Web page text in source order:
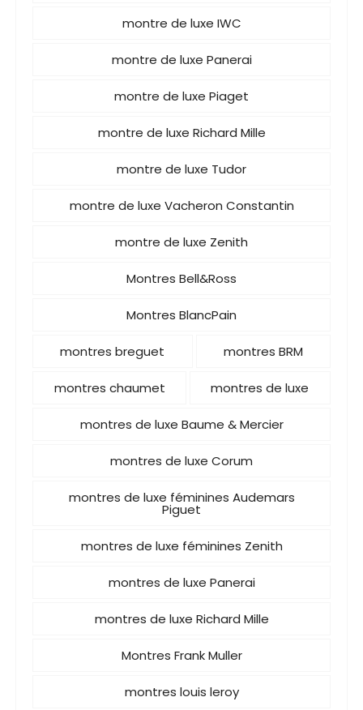
montre de luxe IWC
montre de luxe Panerai
montre de luxe Piaget
montre de luxe Richard Mille
montre de luxe Tudor
montre de luxe Vacheron Constantin
montre de luxe Zenith
Montres Bell&Ross
Montres BlancPain
montres breguet montres BRM
montres chaumet montres de luxe
montres de luxe Baume & Mercier
montres de luxe Corum
montres de luxe féminines Audemars
Piguet
montres de luxe féminines Zenith
montres de luxe Panerai
montres de luxe Richard Mille
Montres Frank Muller
montres louis leroy